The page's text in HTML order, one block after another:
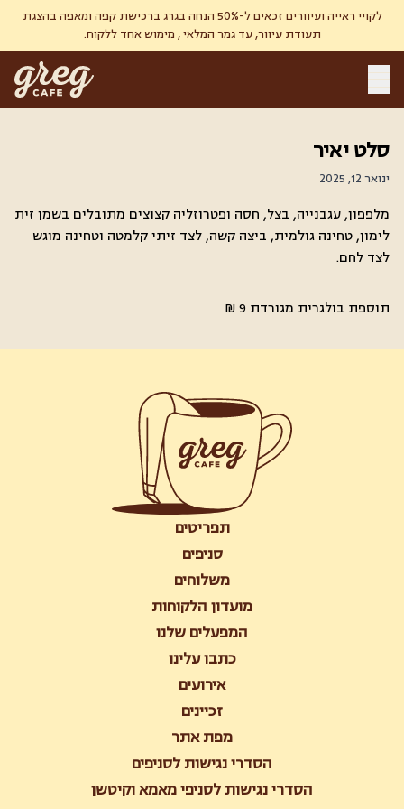
לקויי ראייה ועיוורים זכאים ל-50% הנחה בגרג ברכישת קפה ומאפה בהצגת
תעודת עיוור, עד גמר המלאי , מימוש אחד ללקוח.
סלט יאיר
ינואר 12, 2025
מלפפון, עגבנייה, בצל, חסה ופטרוזליה קצוצים מתובלים בשמן זית
לימון, טחינה גולמית, ביצה קשה, לצד זיתי קלמטה וטחינה מוגש
לצד לחם.
תוספת בולגרית מגורדת 9 ₪
תפריטים
סניפים
משלוחים
מועדון הלקוחות
המפעלים שלנו
כתבו עלינו
אירועים
זכיינים
מפת אתר
הסדרי נגישות לסניפים
הסדרי נגישות לסניפי מאמא וקיטשן